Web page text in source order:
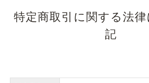
特定商取引に関する法
記